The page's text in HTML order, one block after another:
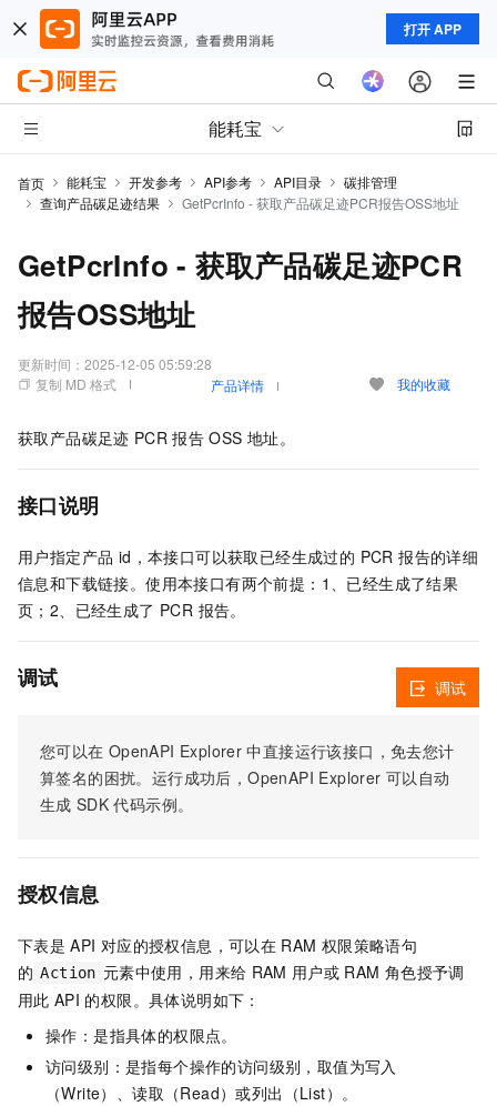
打开 APP
能耗宝
首页 能耗宝 开发参考 API参考 API目录
碳排管理
查询产品碳足迹结果
GetPcrInfo - 获取产品碳足迹PCR报告OSS地址
GetPcrInfo - 获取产品碳足迹PCR
报告OSS地址
更新时间： 2025-12-05 05:59:28
复制 MD 格式
产品详情 我的收藏
获取产品碳足迹 PCR 报告 OSS 地址。
接口说明
用户指定产品 id，本接口可以获取已经生成过的 PCR 报告的详细
信息和下载链接。使用本接口有两个前提：1、已经生成了结果
页；2、已经生成了 PCR 报告。
调试
您可以在 OpenAPI Explorer 中直接运行该接口，免去您计
算签名的困扰。运行成功后，OpenAPI Explorer 可以自动
生成 SDK 代码示例。
调试
授权信息
下表是 API 对应的授权信息，可以在 RAM 权限策略语句
的 Action 元素中使用，用来给 RAM 用户或 RAM 角色授予调
用此 API 的权限。具体说明如下：
操作：是指具体的权限点。
访问级别：是指每个操作的访问级别，取值为写入
（Write）、读取（Read）或列出（List）。